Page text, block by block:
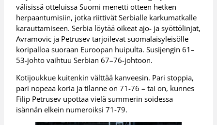
välisissä otteluissa Suomi menetti otteen hetken
herpaantumisiin, jotka riittivät Serbialle karkumatkalle
karauttamiseen. Serbia löytää oikeat ajo- ja syöttölinjat,
Avramovic ja Petrusev tarjoilevat suomalaisyleisölle
koripalloa suoraan Euroopan huipulta. Susijengin 61–
53-johto vaihtuu Serbian 67–76-johtoon.
Kotijoukkue kuitenkin välttää kanveesin. Pari stoppia,
pari nopeaa koria ja tilanne on 71-76 – tai on, kunnes
Filip Petrusev upottaa vielä summerin soidessa
isännän elkein numeroiksi 71-79.